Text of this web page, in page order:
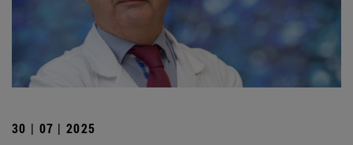
30 | 07 | 2025